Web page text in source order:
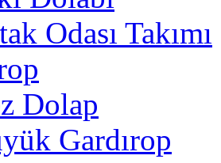
Odası Takımı
Dolap
Gardırop